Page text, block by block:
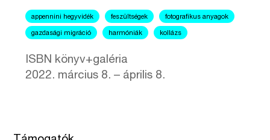
appennini hegyvidék feszültségek fotografikus anyagok
gazdasági migráció harmóniák kollázs
ISBN könyv+galéria
2022. március 8. – április 8.